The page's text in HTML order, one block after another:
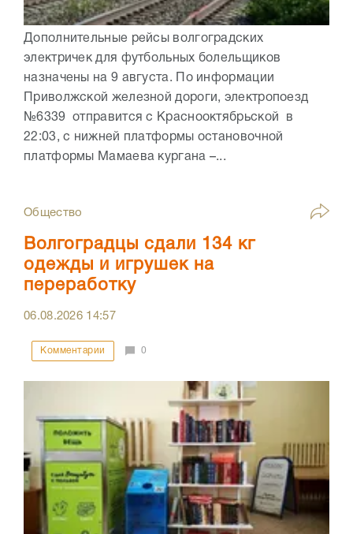
Дополнительные рейсы волгоградских
электричек для футбольных болельщиков
назначены на 9 августа. По информации
Приволжской железной дороги, электропоезд
№6339 отправится с Краснооктябрьской в
22:03, с нижней платформы остановочной
платформы Мамаева кургана –...
Общество
Волгоградцы сдали 134 кг
одежды и игрушек на
переработку
06.08.2026 14:57
Комментарии 0